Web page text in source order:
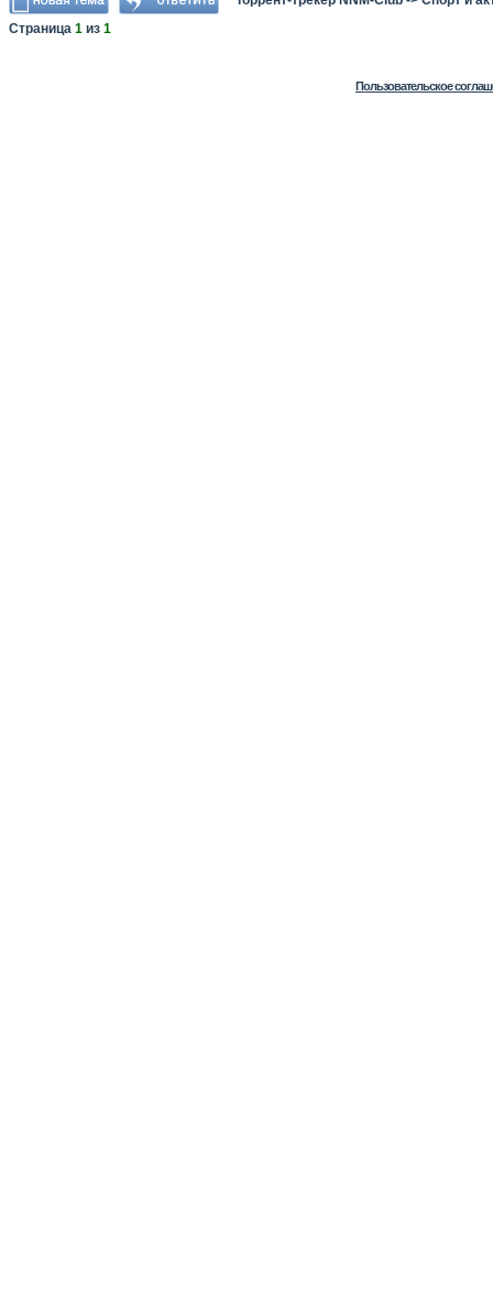
Страница 1 из 1
Пользовательское